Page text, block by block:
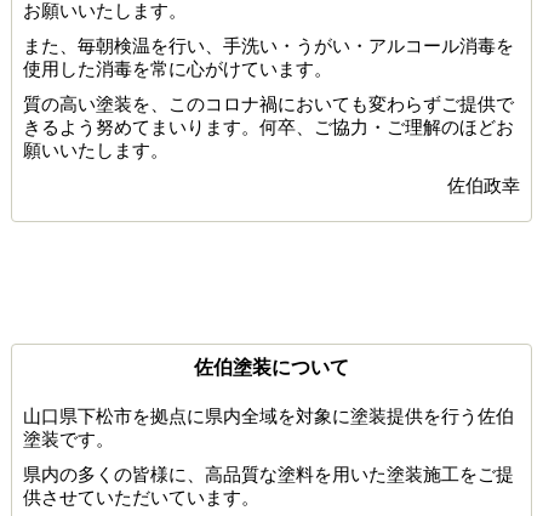
お願いいたします。
また、毎朝検温を行い、手洗い・うがい・アルコール消毒を
使用した消毒を常に心がけています。
質の高い塗装を、このコロナ禍においても変わらずご提供で
きるよう努めてまいります。何卒、ご協力・ご理解のほどお
願いいたします。
佐伯政幸
佐伯塗装について
山口県下松市を拠点に県内全域を対象に塗装提供を行う佐伯
塗装です。
県内の多くの皆様に、高品質な塗料を用いた塗装施工をご提
供させていただいています。